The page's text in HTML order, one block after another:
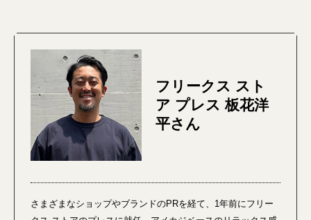
フリークス スト
ア プレス 板花洋
平さん
さまざまなショップやブランドのPRを経て、1年前にフリー